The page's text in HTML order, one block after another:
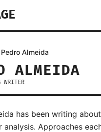
Pedro Almeida
ALMEIDA
WRITER
has been writing
analysis. Approaches